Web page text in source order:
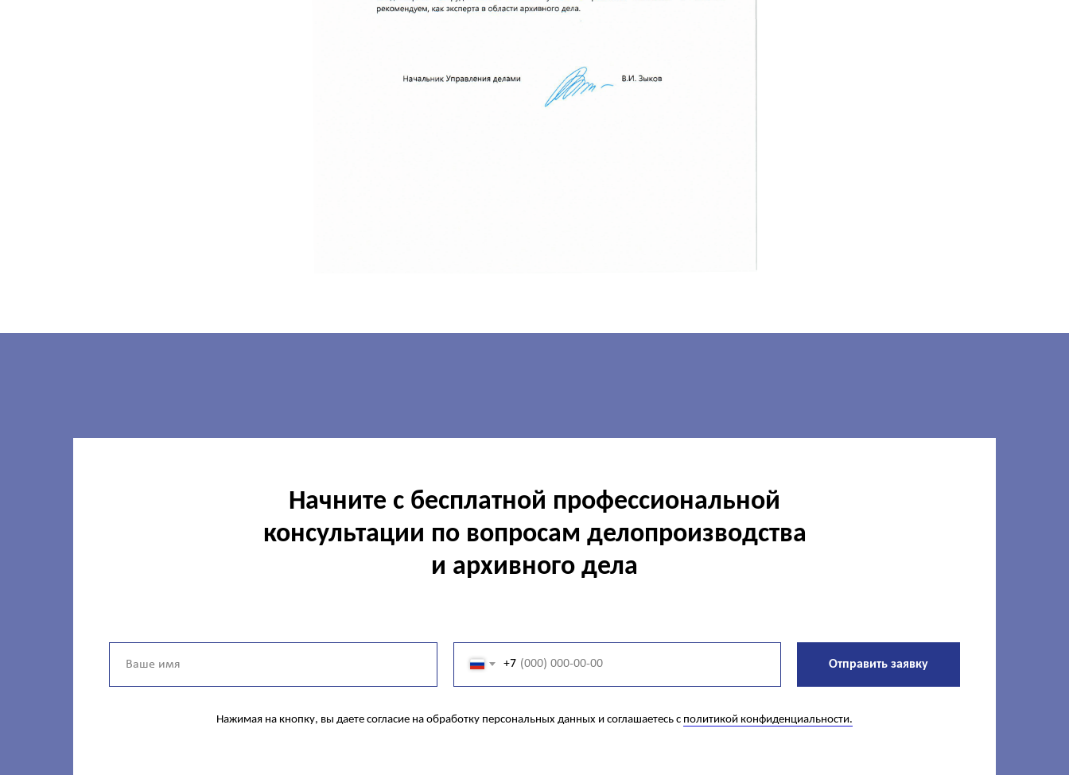
Начните с бесплатной профессиональной
консультации по вопросам делопроизводства
и архивного дела
+7 Отправить заявку
Нажимая на кнопку, вы даете согласие на обработку персональных данных и соглашаетесь c политикой конфиденциальности.